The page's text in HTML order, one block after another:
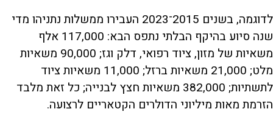
לדוגמה, בשנים 2015־2023 העבירו ממשלות נתניהו מדי
שנה סיוע בהיקף הבלתי נתפס הבא: 117,000 אלף
משאיות של מזון, ציוד רפואי, דלק וגז; 90,000 משאיות
מלט; 21,000 משאיות ברזל; 11,000 משאיות ציוד
לתשתיות; 382,000 משאיות חצץ לבנייה; כל זאת מלבד
הזרמת מאות מיליוני הדולרים הקטאריים לרצועה.